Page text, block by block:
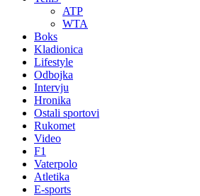
ATP
WTA
Boks
Kladionica
Lifestyle
Odbojka
Intervju
Hronika
Ostali sportovi
Rukomet
Video
F1
Vaterpolo
Atletika
E-sports